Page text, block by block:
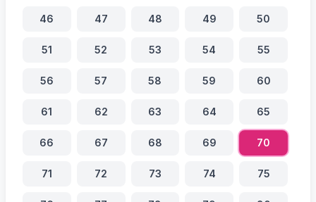
46 47 48 49 50
51 52 53 54 55
56 57 58 59 60
61 62 63 64 65
66 67 68 69 70
71 72 73 74 75